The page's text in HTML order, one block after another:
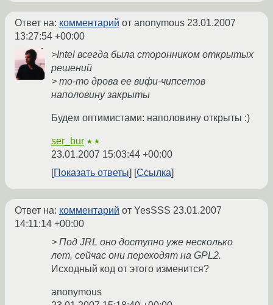
Ответ на: комментарий от anonymous 23.01.2007
13:27:54 +00:00
>Intel всегда была сторонником открытых
решений
> то-то дрова ее вифи-чипсетов
наполовину закрыты
Будем оптимистами: наполовину открыты :)
ser_bur ★★
23.01.2007 15:03:44 +00:00
Показать ответы
Ссылка
Ответ на: комментарий от YesSSS 23.01.2007
14:11:14 +00:00
> Под JRL оно доступно уже несколько
лет, сейчас они переходят на GPL2.
Исходный код от этого изменится?
anonymous